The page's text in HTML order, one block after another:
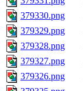
379330.png
379329.png
379328.png
379327.png
379326.png